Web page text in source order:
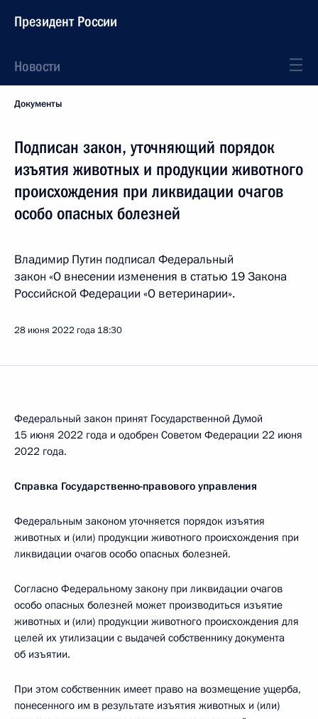
Президент России
Новости
Документы
Подписан закон, уточняющий порядок
изъятия животных и продукции животного
происхождения при ликвидации очагов
особо опасных болезней
Владимир Путин подписал Федеральный
закон «О внесении изменения в статью 19 Закона
Российской Федерации «О ветеринарии».
28 июня 2022 года 18:30
Федеральный закон принят Государственной Думой
15 июня 2022 года и одобрен Советом Федерации 22 июня
2022 года.
Справка Государственно-правового управления
Федеральным законом уточняется порядок изъятия
животных и (или) продукции животного происхождения при
ликвидации очагов особо опасных болезней.
Согласно Федеральному закону при ликвидации очагов
особо опасных болезней может производиться изъятие
животных и (или) продукции животного происхождения для
целей их утилизации с выдачей собственнику документа
об изъятии.
При этом собственник имеет право на возмещение ущерба,
понесенного им в результате изъятия животных и (или)